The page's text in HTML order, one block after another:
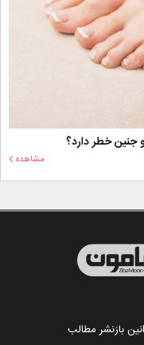
جنین خطر دارد؟
مشاهده
بازنشر مطالب